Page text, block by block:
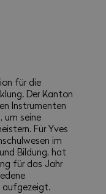
für die
Der Kanton
Instrumenten
um seine
Für Yves
im
Bildung, hat
für das Jahr
aufgezeigt.